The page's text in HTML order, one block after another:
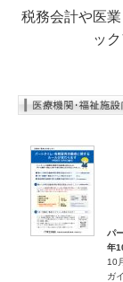
税務会計や医
ッ
パ
年
10
ガ